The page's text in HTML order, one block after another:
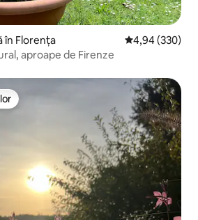
în Florența Scor mediu de
4,94 (330)
aproape de Firenze
Alegerea oaspeților